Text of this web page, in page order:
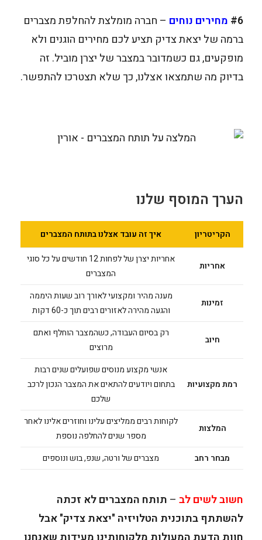
#6 מחירים נוחים – חברה מומלצת להחלפת מצברים
ברמה של יצאת צדיק תציע לכם מחירים הוגנים ולא
מופקעים, גם כשמדובר במצבר של יצרן מוביל. זה
בדיוק מה שתמצאו אצלנו, כך שלא תצטרכו להתפשר.
הערך המוסף שלנו
הקריטריון איך זה עובד אצלנו בתותח המצברים
אחריות
אחריות יצרן של לפחות 12 חודשים על כל סוגי
המצברים
זמינות
מענה מהיר ומקצועי לאורך רוב שעות היממה
והגעה מהירה לאזורים רבים תוך כ-60 דקות
חיוב
רק בסיום העבודה, כשהמצבר הוחלף ואתם
מרוצים
רמת מקצועיות
אנשי מקצוע מנוסים שפועלים שנים רבות
בתחום ויודעים להתאים את המצבר הנכון לרכב
שלכם
המלצות
לקוחות רבים ממליצים עלינו וחוזרים אלינו לאחר
מספר שנים להחלפה נוספת
מבחר רחב
מצברים של ורטה, שנפ, בוש ונוספים
חשוב לשים לב – תותח המצברים לא זכתה
להשתתף בתוכנית הטלויזיה "יצאת צדיק" אבל